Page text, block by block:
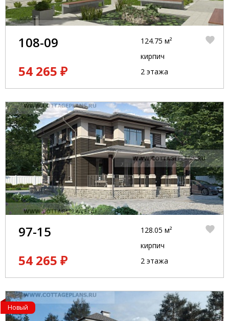
108-09
54 265 ₽
124.75 м²
кирпич
2 этажа
97-15
54 265 ₽
128.05 м²
кирпич
2 этажа
Новый